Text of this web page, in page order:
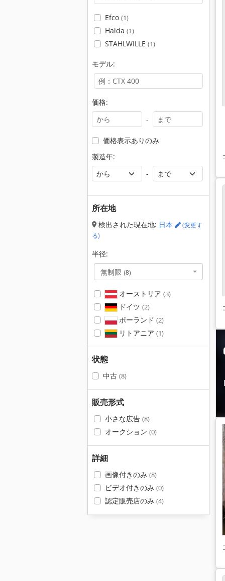
Efco (1)
Haida (1)
STAHLWILLE (1)
モデル:
価格:
-
価格表示ありのみ
製造年:
-
所在地
検出された現在地: 日本
(変更す
る)
半径:
無制限 (8)
オーストリア (3)
ドイツ (2)
ポーランド (2)
リトアニア (1)
状態
中古 (8)
販売形式
小さな広告 (8)
オークション (0)
詳細
画像付きのみ (8)
ビデオ付きのみ (0)
認定販売店のみ (4)